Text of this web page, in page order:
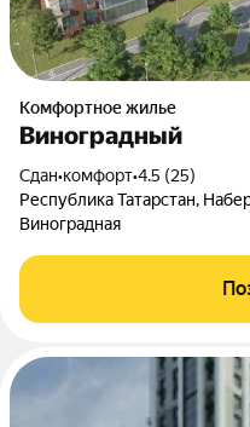
Комфортное жилье
Виноградный
Сдан•комфорт•4.5 (25)
Республика Татарстан,
Виноградная